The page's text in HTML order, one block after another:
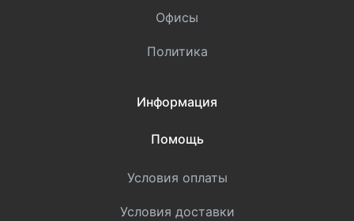
Офисы
Политика
Информация
Помощь
Условия оплаты
Условия доставки